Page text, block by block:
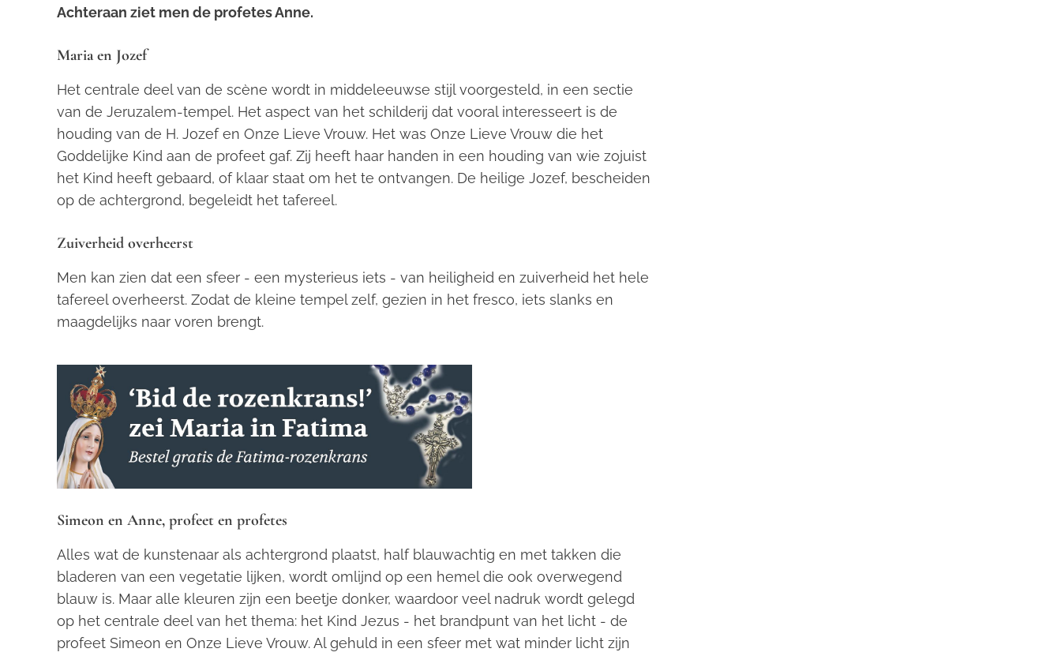
Achteraan ziet men de profetes Anne.
Maria en Jozef
Het centrale deel van de scène wordt in middeleeuwse stijl voorgesteld, in een sectie
van de Jeruzalem-tempel. Het aspect van het schilderij dat vooral interesseert is de
houding van de H. Jozef en Onze Lieve Vrouw. Het was Onze Lieve Vrouw die het
Goddelijke Kind aan de profeet gaf. Zij heeft haar handen in een houding van wie zojuist
het Kind heeft gebaard, of klaar staat om het te ontvangen. De heilige Jozef, bescheiden
op de achtergrond, begeleidt het tafereel.
Zuiverheid overheerst
Men kan zien dat een sfeer - een mysterieus iets - van heiligheid en zuiverheid het hele
tafereel overheerst. Zodat de kleine tempel zelf, gezien in het fresco, iets slanks en
maagdelijks naar voren brengt.
Simeon en Anne, profeet en profetes
Alles wat de kunstenaar als achtergrond plaatst, half blauwachtig en met takken die
bladeren van een vegetatie lijken, wordt omlijnd op een hemel die ook overwegend
blauw is. Maar alle kleuren zijn een beetje donker, waardoor veel nadruk wordt gelegd
op het centrale deel van het thema: het Kind Jezus - het brandpunt van het licht - de
profeet Simeon en Onze Lieve Vrouw. Al gehuld in een sfeer met wat minder licht zijn